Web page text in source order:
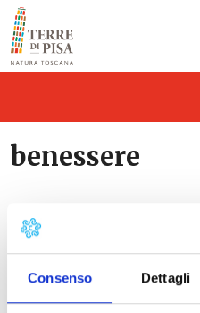
Consenso Dettagli
Skip to content
benessere
Prossimi eventi
Summer opening of